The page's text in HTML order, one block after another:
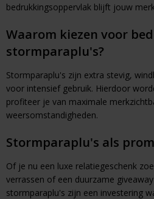
bedrukkingsoppervlak blijft jouw
Waarom kiezen voor
stormparaplu's?
Stormparaplu's zijn extra stevig,
voor intensief gebruik. Hierdoor
profiteer je van maximale
weersomstandigheden.
Stormparaplu's als
Of je nu een luxe relatiegeschenk
verrassen of een duurzame
stormparaplu's zijn een investering